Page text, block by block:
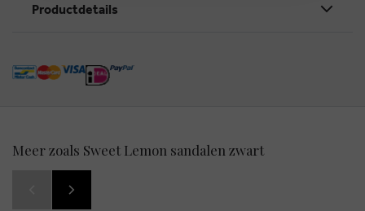
Productdetails
Meer zoals Sweet Lemon sandalen zwart